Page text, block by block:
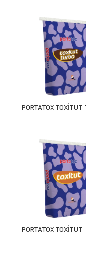
PORTATOX TOXİTUT
PORTATOX TOXİTUT